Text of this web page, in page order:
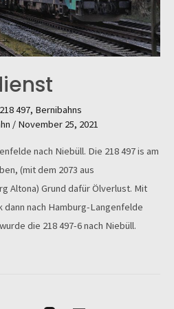
218 497, Bernibahns
/ November 25, 2021
nach Niebüll. Die 218 497 is am
(mit dem 2073 aus
Altona) Grund dafür Ölverlust. Mit
dann nach Hamburg-Langenfelde
die 218 497-6 nach Niebüll.